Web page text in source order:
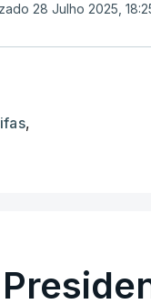
28 Julho 2025,
,